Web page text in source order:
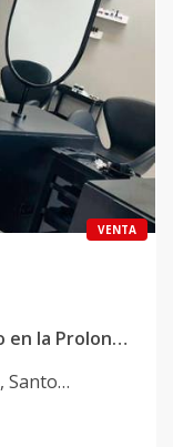
VENTA
Salón de bellaza en venta ubicado en la Prolongación 27 de febrero
, Santo